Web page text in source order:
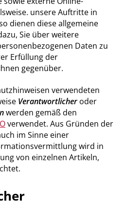
unsere Auftritte in
dienen diese allgemeine
Sie über weitere
Daten zu
Erfüllung der
gegenüber.
verwendeten
Verantwortlicher oder
werden gemäß den
verwendet. Aus Gründen der
im Sinne einer
wird in
von einzelnen Artikeln,